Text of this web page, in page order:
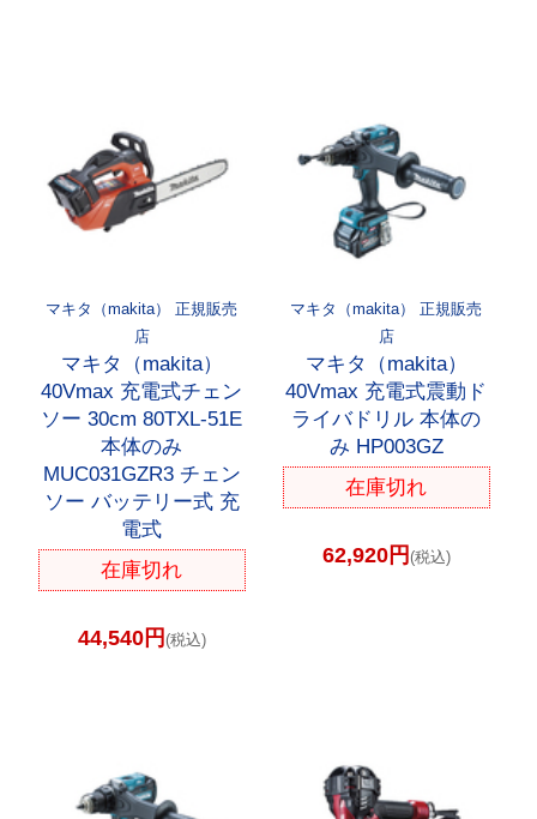
マキタ（makita） 正規販売
店
マキタ（makita）
40Vmax 充電式チェン
ソー 30cm 80TXL-51E
本体のみ
MUC031GZR3 チェン
ソー バッテリー式 充
電式
在庫切れ
44,540円 (税込)
マキタ（makita） 正規販売
店
マキタ（makita）
40Vmax 充電式震動ド
ライバドリル 本体の
み HP003GZ
在庫切れ
62,920円 (税込)